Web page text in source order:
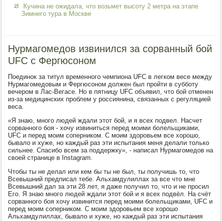
Кучина не ожидала, что возьмет высоту 2 метра на этапе
Зимнего тура в Москве
Нурмагомедов извинился за сорванный бой
UFC с Фергюсоном
Поединок за титул временного чемпиона UFC в легком весе между
Нурмагомедовым и Фергюсоном должен был пройти в субботу
вечером в Лас-Вегасе. Но в пятницу UFC объявил, что бой отменен
из-за медицинских проблем у россиянина, связанных с регуляцией
веса.
«Я знаю, много людей ждали этот бой, и я всех подвел. Насчет
сорванного боя - хочу извиниться перед моими болельщиками,
UFC и перед моим соперником. С моим здоровьем все хорошо,
бывало и хуже, но каждый раз эти испытания меня делали только
сильнее. Спасибо всем за поддержку», - написал Нурмагомедов на
своей странице в Instagram.
Чтобы ты не делал или кем бы ты не был, ты получишь то, что
Всевышний предписал тебе. Альхамдулиллах за все что мне
Всевышний дал за эти 28 лет, я даже получил то, что и не просил
Его. Я знаю много людей ждали этот бой и я всех подвёл. На счёт
сорванного боя хочу извинится перед моими болельщиками, UFC и
перед моим соперником. С моим здоровьем все хорошо
Альхамдулиллах, бывало и хуже, но каждый раз эти испытания